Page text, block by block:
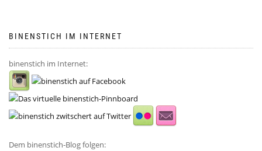
BINENSTICH IM INTERNET
binenstich im Internet:
Dem binenstich-Blog folgen: